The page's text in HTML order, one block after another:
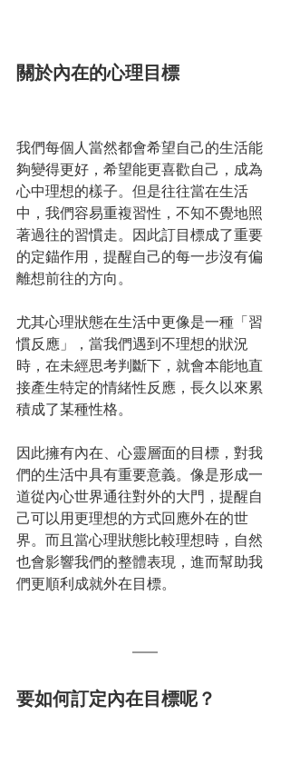
關於內在的心理目標
我們每個人當然都會希望自己的生活能
夠變得更好，希望能更喜歡自己，成為
心中理想的樣子。但是往往當在生活
中，我們容易重複習性，不知不覺地照
著過往的習慣走。因此訂目標成了重要
的定錨作用，提醒自己的每一步沒有偏
離想前往的方向。
尤其心理狀態在生活中更像是一種「習
慣反應」，當我們遇到不理想的狀況
時，在未經思考判斷下，就會本能地直
接產生特定的情緒性反應，長久以來累
積成了某種性格。
因此擁有內在、心靈層面的目標，對我
們的生活中具有重要意義。像是形成一
道從內心世界通往對外的大門，提醒自
己可以用更理想的方式回應外在的世
界。而且當心理狀態比較理想時，自然
也會影響我們的整體表現，進而幫助我
們更順利成就外在目標。
要如何訂定內在目標呢？